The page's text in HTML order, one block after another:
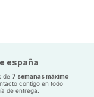
donde de forma
necesarios para
españa
de 7 semanas máximo
contigo en todo
de entrega.